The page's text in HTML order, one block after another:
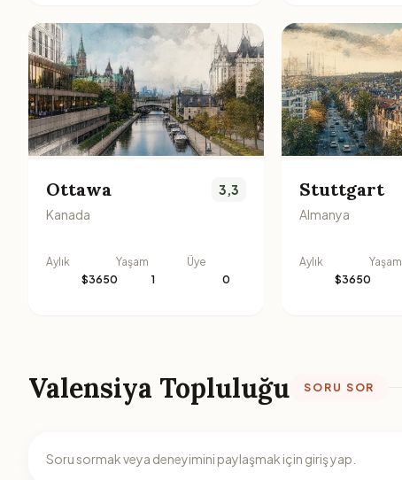
Ottawa
Kanada
3,3
Aylık
$3650
Yaşam
1
Üye
0
Stuttgart
Almanya
Aylık
$3650
Yaşam
Valensiya Topluluğu SORU SOR
Soru sormak veya deneyimini paylaşmak için giriş yap.